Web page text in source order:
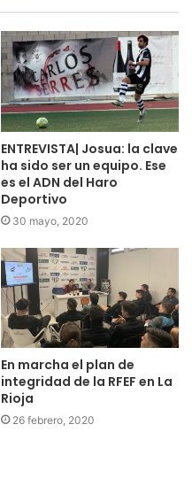
ENTREVISTA| Josua: la clave
ha sido ser un equipo. Ese
es el ADN del Haro
Deportivo
30 mayo, 2020
En marcha el plan de
integridad de la RFEF en La
Rioja
26 febrero, 2020